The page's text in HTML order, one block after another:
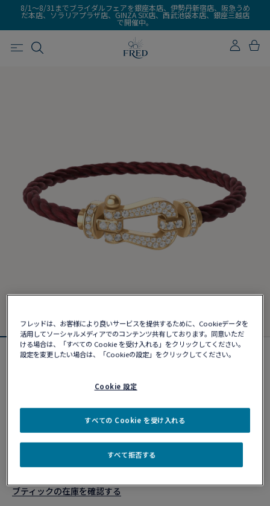
8/1～8/31までブライダルフェアを銀座本店、伊勢丹新宿店、阪急うめ
だ本店、ソラリアプラザ店、GINZA SIX店、西武池袋本店、銀座三越店
で開催中。
フォース10ブレスレット
カスタマイズ
ショッピングバッグに追加
ブティックの在庫を確認する​
フレッドは、お客様により良いサービスを提供するために、Cookieデータを
活用してソーシャルメディアでのコンテンツ共有しております。同意いただ
ける場合は、「すべての Cookie を受け入れる」をクリックしてください。
設定を変更したい場合は、「Cookieの設定」をクリックしてください。
Cookie 設定
すべて拒否する
すべての Cookie を受け入れる